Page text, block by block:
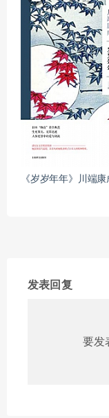
《岁岁年年》川端康
发表回复
要发